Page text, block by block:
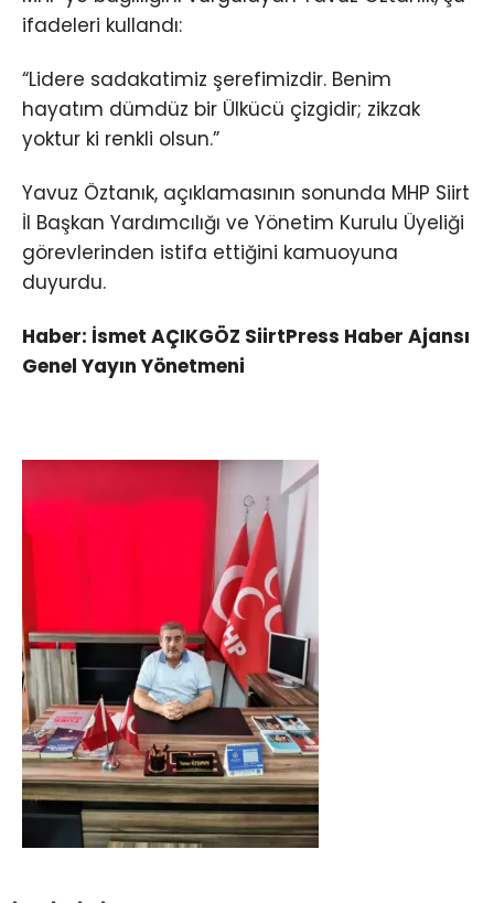
ifadeleri kullandı:
“Lidere sadakatimiz şerefimizdir. Benim
hayatım dümdüz bir Ülkücü çizgidir; zikzak
yoktur ki renkli olsun.”
Yavuz Öztanık, açıklamasının sonunda MHP Siirt
İl Başkan Yardımcılığı ve Yönetim Kurulu Üyeliği
görevlerinden istifa ettiğini kamuoyuna
duyurdu.
Haber: İsmet AÇIKGÖZ SiirtPress Haber Ajansı
Genel Yayın Yönetmeni